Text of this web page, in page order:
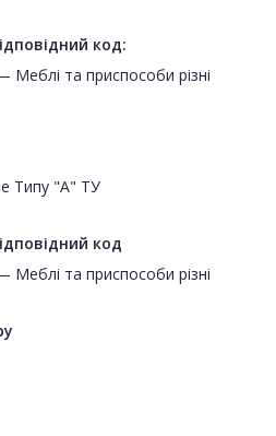
код:
та приспособи різні
Типу "А" ТУ
код
та приспособи різні